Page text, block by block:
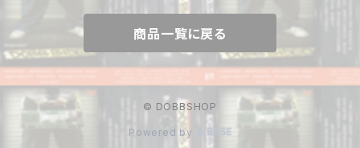
Pants
Cap&Beenie
商品一覧に戻る
© DOBBSHOP
Powered by